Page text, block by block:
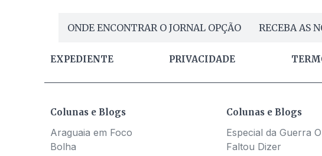
ONDE ENCONTRAR O JORNAL OPÇÃO RECEBA AS
EXPEDIENTE PRIVACIDADE
Colunas e Blogs
Araguaia em Foco
Bolha
Colunas e Blogs
Especial da Guerra
Faltou Dizer